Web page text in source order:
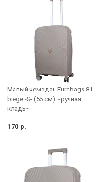
Малый чемодан Eurobags 81
biege -S- (55 см) ~ручная
кладь~
170 р.